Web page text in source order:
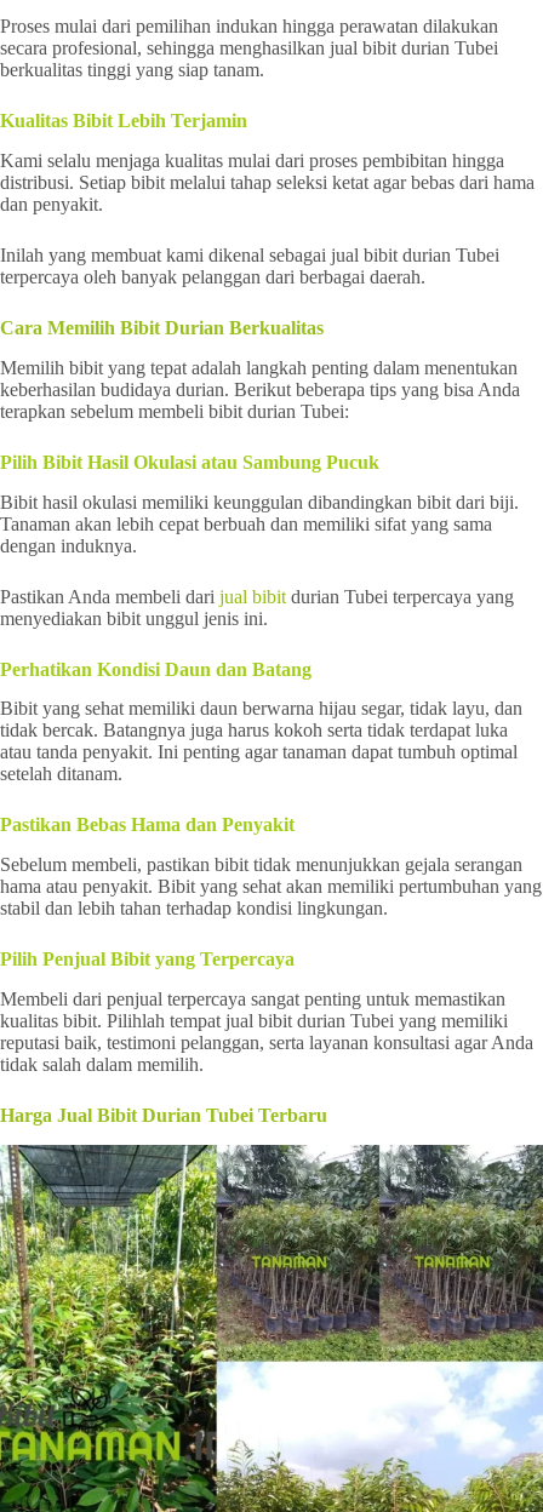
Proses mulai dari pemilihan indukan hingga perawatan dilakukan
secara profesional, sehingga menghasilkan jual bibit durian Tubei
berkualitas tinggi yang siap tanam.
Kualitas Bibit Lebih Terjamin
Kami selalu menjaga kualitas mulai dari proses pembibitan hingga
distribusi. Setiap bibit melalui tahap seleksi ketat agar bebas dari hama
dan penyakit.
Inilah yang membuat kami dikenal sebagai jual bibit durian Tubei
terpercaya oleh banyak pelanggan dari berbagai daerah.
Cara Memilih Bibit Durian Berkualitas
Memilih bibit yang tepat adalah langkah penting dalam menentukan
keberhasilan budidaya durian. Berikut beberapa tips yang bisa Anda
terapkan sebelum membeli bibit durian Tubei:
Pilih Bibit Hasil Okulasi atau Sambung Pucuk
Bibit hasil okulasi memiliki keunggulan dibandingkan bibit dari biji.
Tanaman akan lebih cepat berbuah dan memiliki sifat yang sama
dengan induknya.
Pastikan Anda membeli dari jual bibit durian Tubei terpercaya yang
menyediakan bibit unggul jenis ini.
Perhatikan Kondisi Daun dan Batang
Bibit yang sehat memiliki daun berwarna hijau segar, tidak layu, dan
tidak bercak. Batangnya juga harus kokoh serta tidak terdapat luka
atau tanda penyakit. Ini penting agar tanaman dapat tumbuh optimal
setelah ditanam.
Pastikan Bebas Hama dan Penyakit
Sebelum membeli, pastikan bibit tidak menunjukkan gejala serangan
hama atau penyakit. Bibit yang sehat akan memiliki pertumbuhan yang
stabil dan lebih tahan terhadap kondisi lingkungan.
Pilih Penjual Bibit yang Terpercaya
Membeli dari penjual terpercaya sangat penting untuk memastikan
kualitas bibit. Pilihlah tempat jual bibit durian Tubei yang memiliki
reputasi baik, testimoni pelanggan, serta layanan konsultasi agar Anda
tidak salah dalam memilih.
Harga Jual Bibit Durian Tubei Terbaru